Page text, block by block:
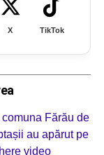
X TikTok
Fărău de
au apărut pe
video